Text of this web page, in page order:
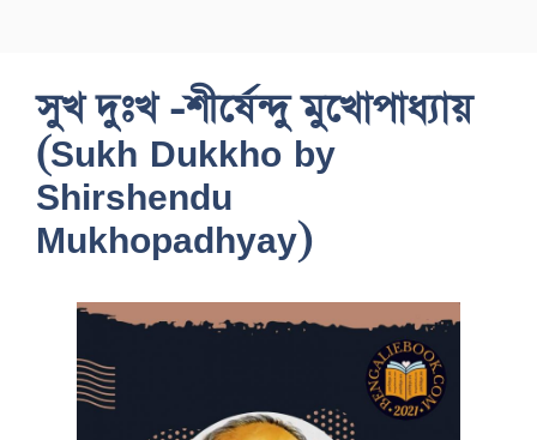
সুখ দুঃখ -শীর্ষেন্দু মুখোপাধ্যায়
(Sukh Dukkho by
Shirshendu
Mukhopadhyay)